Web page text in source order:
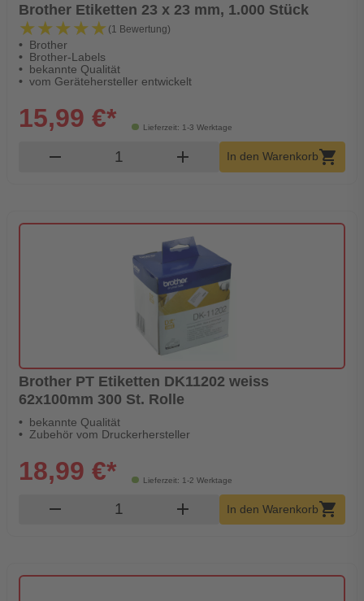
Brother Etiketten 23 x 23 mm, 1.000 Stück
★★★★★
★★★★★ (1 Bewertung)
Brother
Brother-Labels
bekannte Qualität
vom Gerätehersteller entwickelt
Lieferzeit: 1-3 Werktage
15,99 €*
remove Produkt Warenkorb Menge
add In den Warenkorbshopping_cart
Brother PT Etiketten DK11202 weiss
62x100mm 300 St. Rolle
bekannte Qualität
Zubehör vom Druckerhersteller
Lieferzeit: 1-2 Werktage
18,99 €*
remove Produkt Warenkorb Menge
add In den Warenkorbshopping_cart